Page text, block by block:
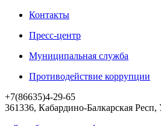
Контакты
Пресс-центр
Муниципальная служба
Противодействие коррупции
+7(86635)4-29-65
361336, Кабардино-Балкарская